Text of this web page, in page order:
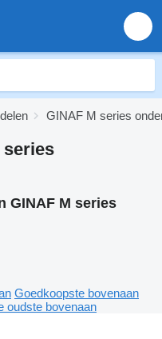
GINAF M series
series
GINAF M series
Goedkoopste bovenaan
oudste bovenaan